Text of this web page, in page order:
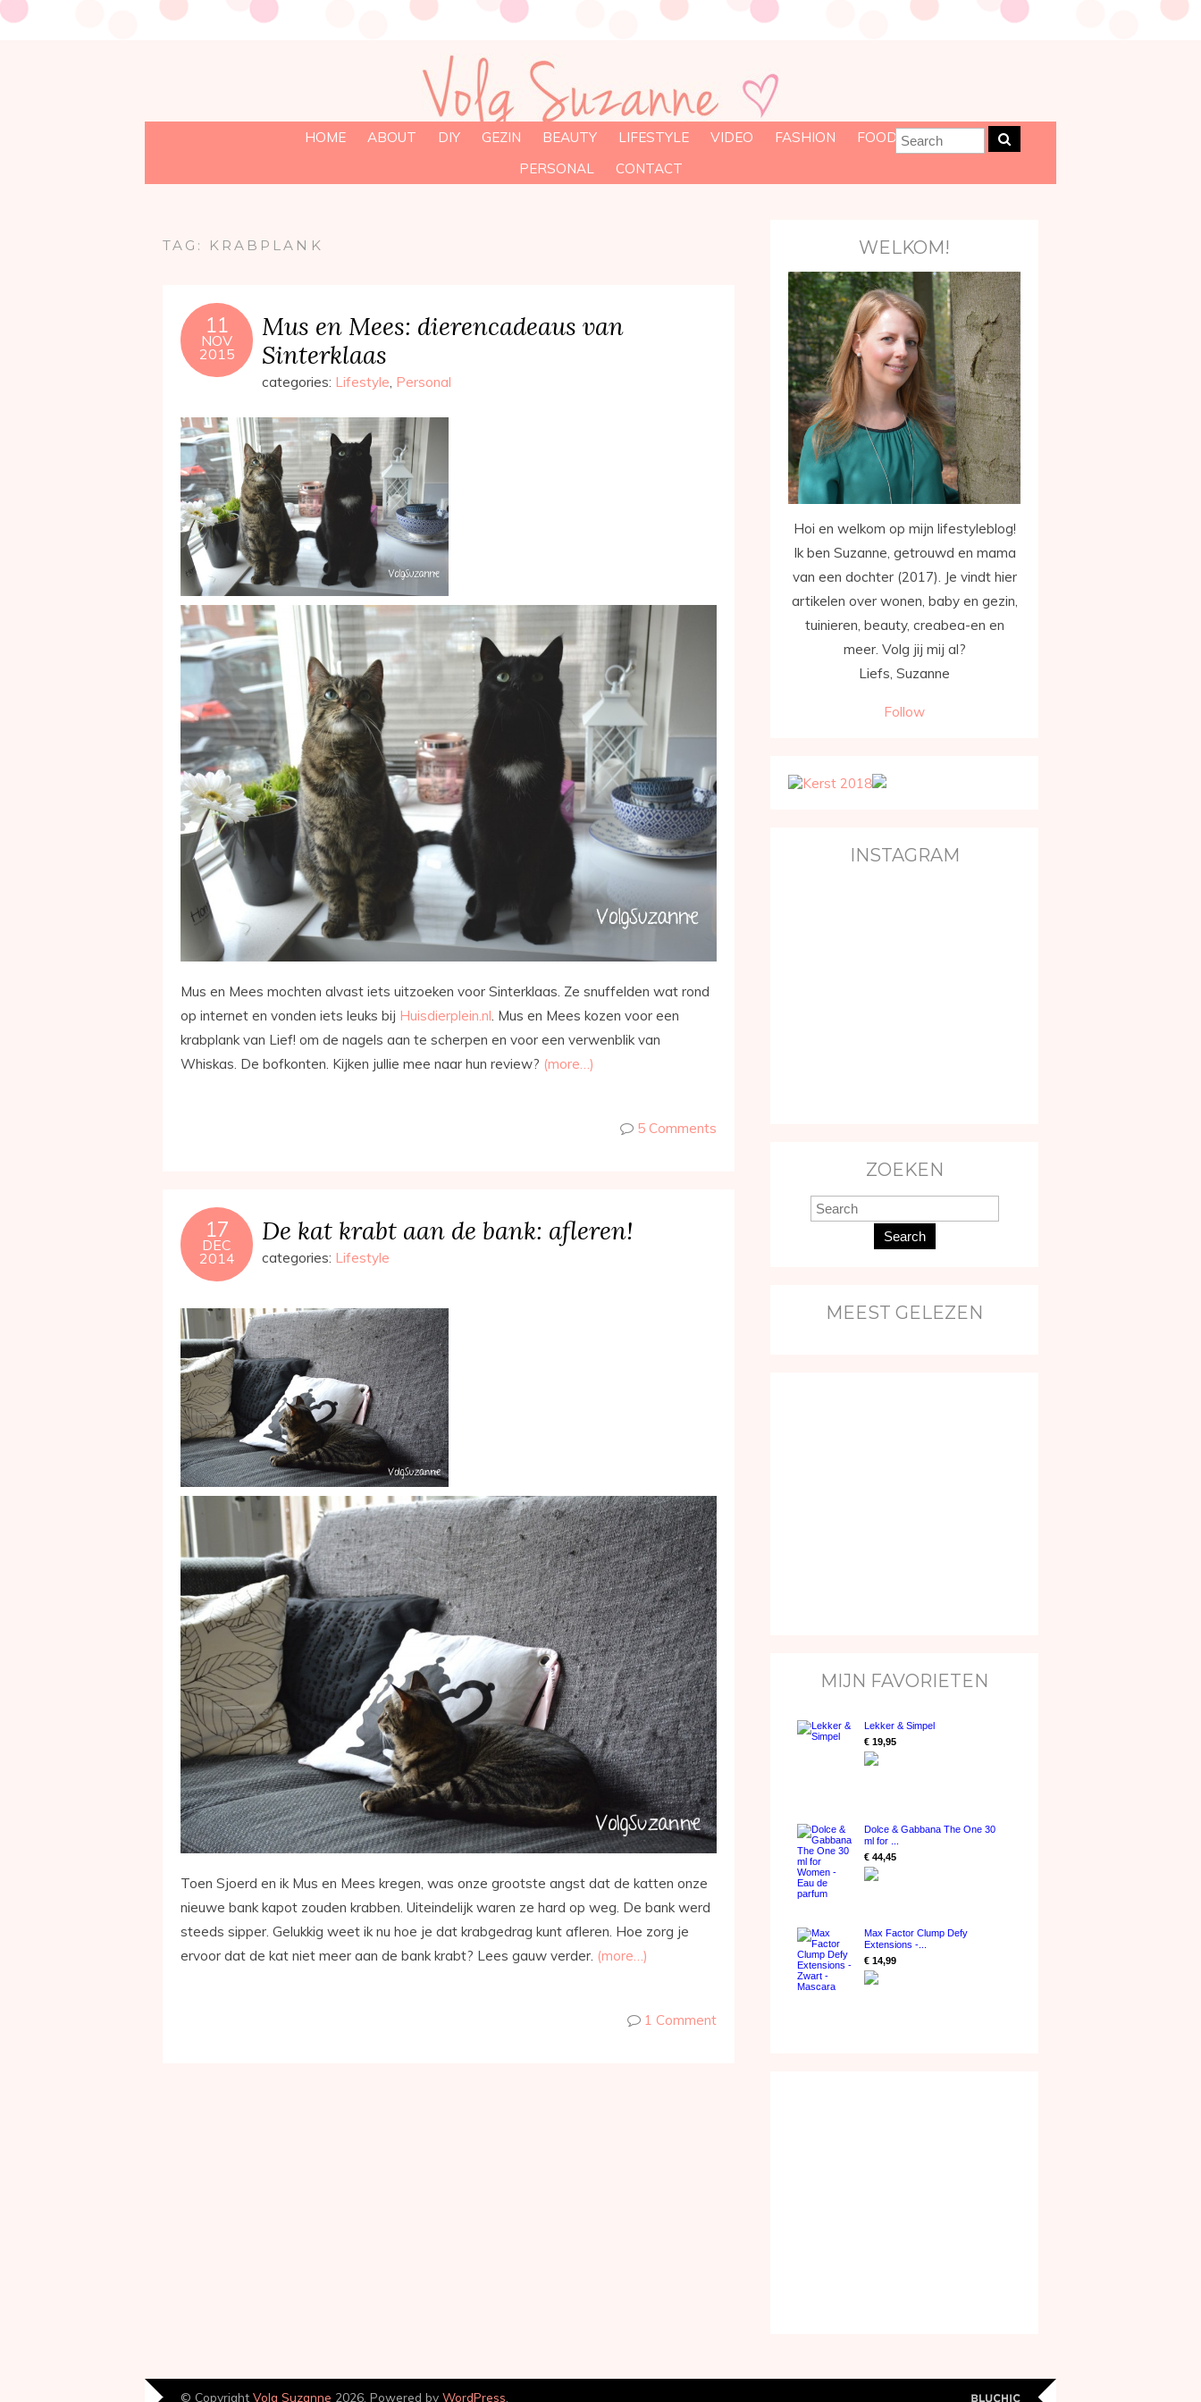
HOME ABOUT DIY GEZIN BEAUTY LIFESTYLE VIDEO FASHION
FOOD
PERSONAL
CONTACT
TAG: KRABPLANK
11
NOV
2015
Mus en Mees: dierencadeaus van
Sinterklaas
categories: Lifestyle, Personal
Mus en Mees mochten alvast iets uitzoeken voor Sinterklaas. Ze snuffelden wat rond
op internet en vonden iets leuks bij Huisdierplein.nl. Mus en Mees kozen voor een
krabplank van Lief! om de nagels aan te scherpen en voor een verwenblik van
Whiskas. De bofkonten. Kijken jullie mee naar hun review? (more…)
5 Comments
17
DEC
2014
De kat krabt aan de bank: afleren!
categories: Lifestyle
Toen Sjoerd en ik Mus en Mees kregen, was onze grootste angst dat de katten onze
nieuwe bank kapot zouden krabben. Uiteindelijk waren ze hard op weg. De bank werd
steeds sipper. Gelukkig weet ik nu hoe je dat krabgedrag kunt afleren. Hoe zorg je
ervoor dat de kat niet meer aan de bank krabt? Lees gauw verder. (more…)
1 Comment
WELKOM!
Hoi en welkom op mijn lifestyleblog!
Ik ben Suzanne, getrouwd en mama
van een dochter (2017). Je vindt hier
artikelen over wonen, baby en gezin,
tuinieren, beauty, creabea-en en
meer. Volg jij mij al?
Liefs, Suzanne
Follow
INSTAGRAM
ZOEKEN
Search
MEEST GELEZEN
MIJN FAVORIETEN
Lekker & Simpel
€ 19,95
Dolce & Gabbana The One 30
ml for ...
€ 44,45
Max Factor Clump Defy
Extensions -...
€ 14,99
© Copyright Volg Suzanne 2026. Powered by WordPress